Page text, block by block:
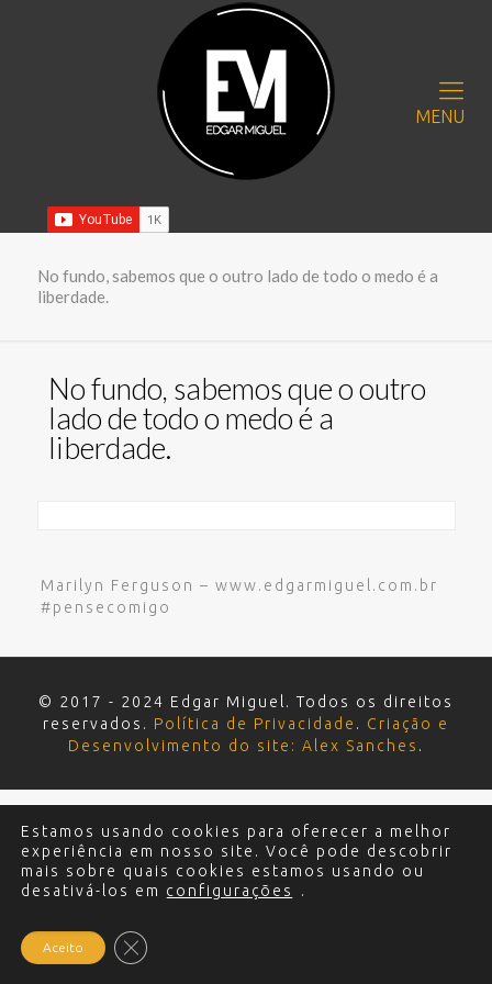
MENU
No fundo, sabemos que o outro lado de todo o medo é a
liberdade.
No fundo, sabemos que o outro
lado de todo o medo é a
liberdade.
Marilyn Ferguson – www.edgarmiguel.com.br
#pensecomigo
© 2017 - 2024 Edgar Miguel. Todos os direitos
reservados. Política de Privacidade . Criação e
Desenvolvimento do site: Alex Sanches .
Estamos usando cookies para oferecer a melhor
experiência em nosso site. Você pode descobrir
mais sobre quais cookies estamos usando ou
desativá-los em configurações .
Aceito Close GDPR Cookie Banner